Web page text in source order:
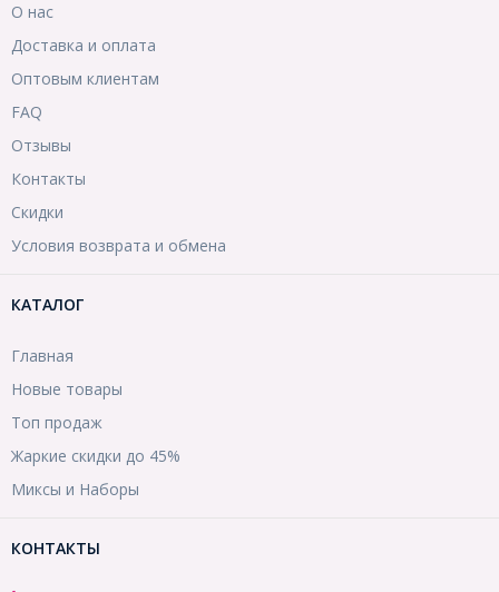
О нас
Доставка и оплата
Оптовым клиентам
FAQ
Отзывы
Контакты
Скидки
Условия возврата и обмена
КАТАЛОГ
Главная
Новые товары
Топ продаж
Жаркие скидки до 45%
Миксы и Наборы
КОНТАКТЫ